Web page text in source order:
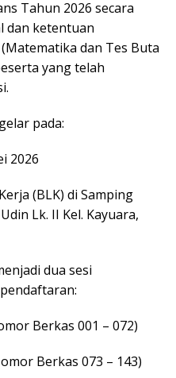
Tahun 2026 secara
dan ketentuan
dan Tes Buta
yang telah
pada:
2026
(BLK) di Samping
Lk. II Kel. Kayuara,
dua sesi
Berkas 001 – 072)
Berkas 073 – 143)